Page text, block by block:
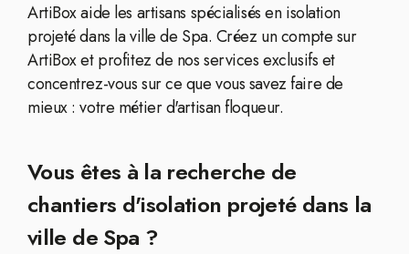
ArtiBox aide les artisans spécialisés en isolation
projeté dans la ville de Spa. Créez un compte sur
ArtiBox et profitez de nos services exclusifs et
concentrez-vous sur ce que vous savez faire de
mieux : votre métier d'artisan floqueur.
Vous êtes à la recherche de
chantiers d'isolation projeté dans la
ville de Spa ?